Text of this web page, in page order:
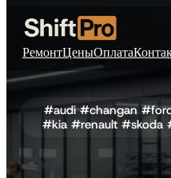
РемонтЦеныОплата
#audi #changan
#kia #renault #skoda